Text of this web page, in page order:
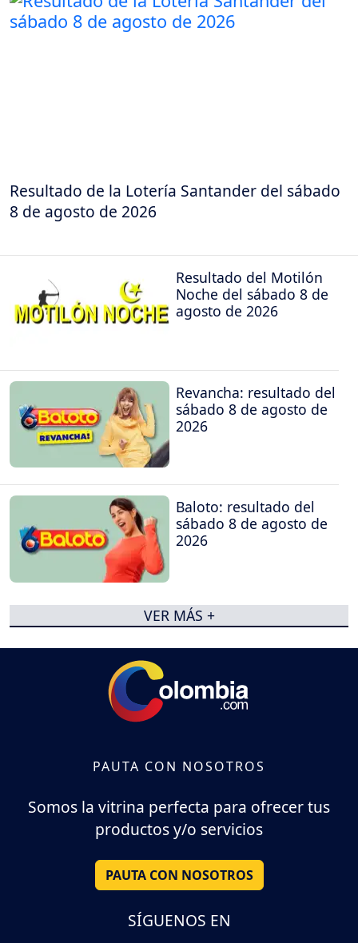
Resultado de la Lotería Santander del sábado
8 de agosto de 2026
Resultado del Motilón
Noche del sábado 8 de
agosto de 2026
Revancha: resultado del
sábado 8 de agosto de
2026
Baloto: resultado del
sábado 8 de agosto de
2026
VER MÁS +
PAUTA CON NOSOTROS
Somos la vitrina perfecta para ofrecer tus
productos y/o servicios
PAUTA CON NOSOTROS
SÍGUENOS EN